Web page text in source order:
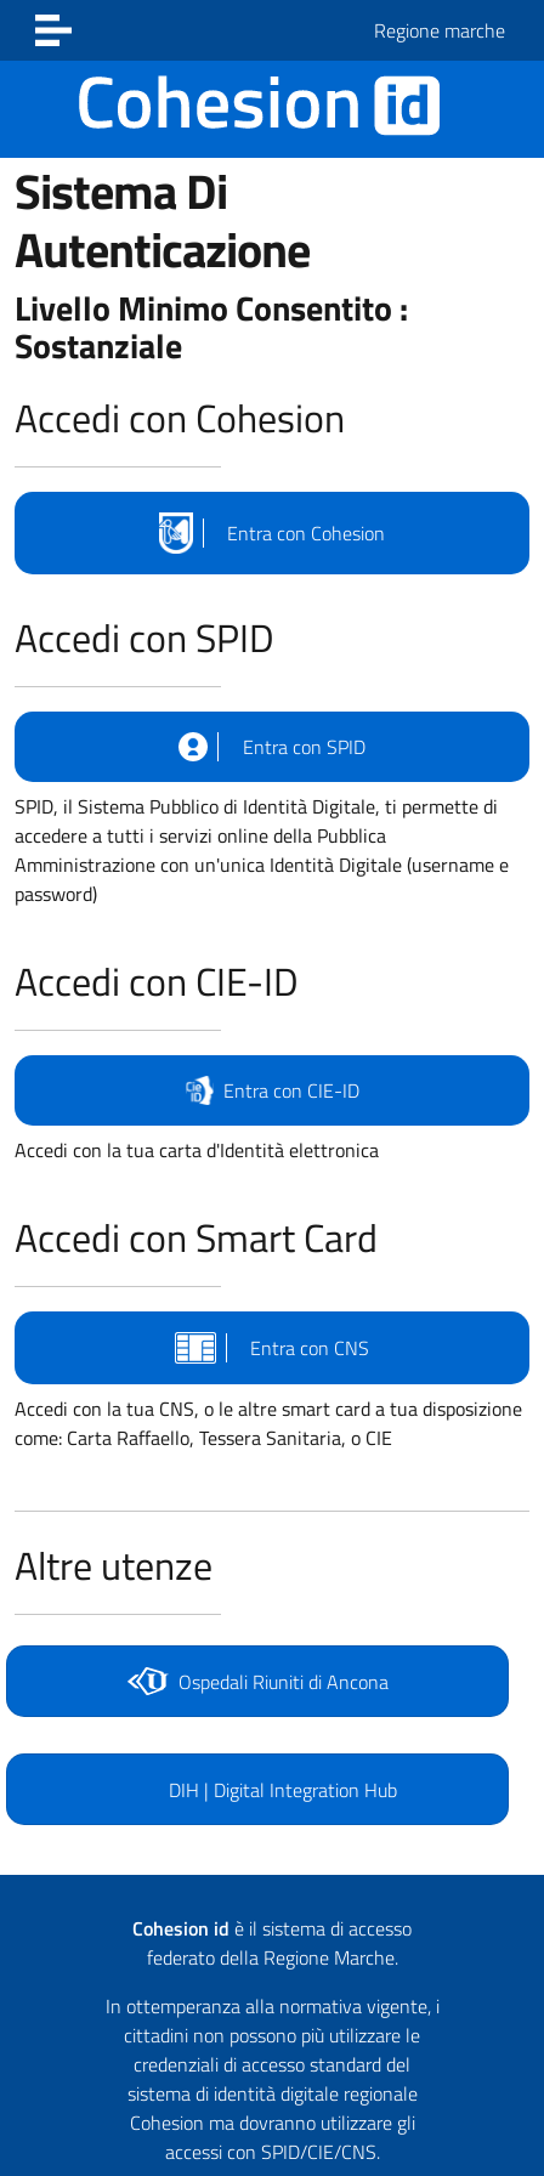
Vai ai contenuti
Vai al footer
Regione marche
Sistema Di
Autenticazione
Livello Minimo Consentito :
Sostanziale
Accedi con Cohesion
Entra con Cohesion
Accedi con SPID
Entra con SPID
SPID, il Sistema Pubblico di Identità Digitale, ti permette di
accedere a tutti i servizi online della Pubblica
Amministrazione con un'unica Identità Digitale (username e
password)
Accedi con CIE-ID
Entra con CIE-ID
Accedi con la tua carta d'Identità elettronica
Accedi con Smart Card
Entra con CNS
Accedi con la tua CNS, o le altre smart card a tua disposizione
come: Carta Raffaello, Tessera Sanitaria, o CIE
Altre utenze
Ospedali Riuniti di Ancona
DIH | Digital Integration Hub
Cohesion id è il sistema di accesso
federato della Regione Marche.
In ottemperanza alla normativa vigente, i
cittadini non possono più utilizzare le
credenziali di accesso standard del
sistema di identità digitale regionale
Cohesion ma dovranno utilizzare gli
accessi con SPID/CIE/CNS.